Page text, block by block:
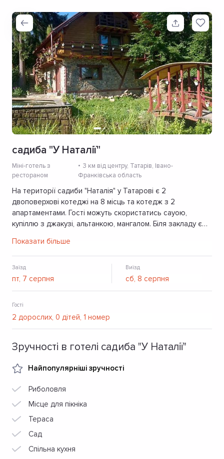
садиба "У Наталії"
Міні-готель з
рестораном
3 км від центру, Татарів, Івано-
Франківська область
На території садиби "Наталія" у Татарові є 2
двоповерхові котеджі на 8 місць та котедж з 2
апартаментами. Гості можуть скористатись сауою,
купіллю з джакузі, альтанкою, мангалом. Біля закладу є
Показати більше
Заїзд Виїзд
Гості
Зручності в готелі садиба "У Наталії"
Найпопулярніші зручності
Риболовля
Місце для пікніка
Тераса
Сад
Спільна кухня